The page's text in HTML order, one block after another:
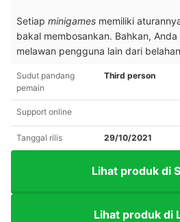
Setiap minigames memiliki
bakal membosankan. Bahkan,
melawan pengguna lain dari
Sudut pandang
pemain
Third person
Support online
Tanggal rilis 29/10/2021
Lihat produk di
Lihat produk di